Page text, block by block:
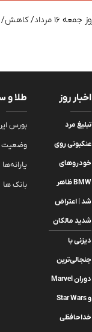
قیمت طلا و سکه امروز
اخبار روز
تبلیغ مرد
عنکبوتی روی
خودروهای
BMW ظاهر
شد | اعتراض
شدید مالکان
دیزنی با
جنجالی‌ترین
دوران Marvel
و Star Wars
خداحافظی
طلا و
بورس
وضعیت
یارانه‌ها
بانک ها